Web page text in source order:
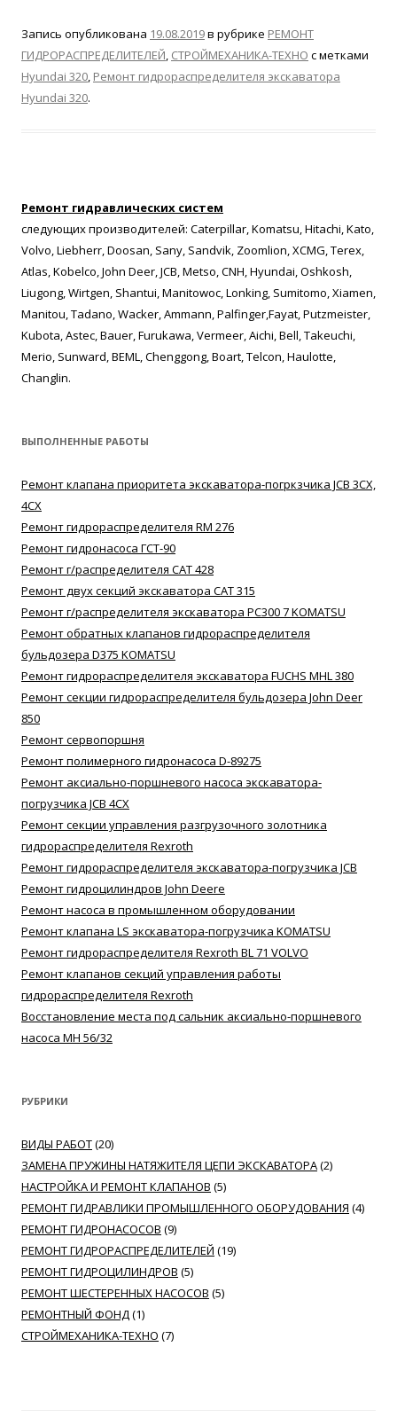
Запись опубликована 19.08.2019в рубрике РЕМОНТ
ГИДРОРАСПРЕДЕЛИТЕЛЕЙ, СТРОЙМЕХАНИКА-ТЕХНО с метками
Hyundai 320, Ремонт гидрораспределителя экскаватора
Hyundai 320.
Ремонт гидравлических систем
следующих производителей: Caterpillar, Komatsu, Hitachi, Kato,
Volvo, Liebherr, Doosan, Sany, Sandvik, Zoomlion, XCMG, Terex,
Atlas, Kobelco, John Deer, JCB, Metso, CNH, Hyundai, Oshkosh,
Liugong, Wirtgen, Shantui, Manitowoc, Lonking, Sumitomo, Xiamen,
Manitou, Tadano, Wacker, Ammann, Palfinger,Fayat, Putzmeister,
Kubota, Astec, Bauer, Furukawa, Vermeer, Aichi, Bell, Takeuchi,
Merio, Sunward, BEML, Chenggong, Boart, Telcon, Haulotte,
Changlin.
ВЫПОЛНЕННЫЕ РАБОТЫ
Ремонт клапана приоритета экскаватора-погркзчика JCB 3CX,
4CX
Ремонт гидрораспределителя RM 276
Ремонт гидронасоса ГСТ-90
Ремонт г/распределителя САТ 428
Ремонт двух секций экскаватора САТ 315
Ремонт г/распределителя экскаватора РС300 7 KOMATSU
Ремонт обратных клапанов гидрораспределителя
бульдозера D375 KOMATSU
Ремонт гидрораспределителя экскаватора FUCHS MHL 380
Ремонт секции гидрораспределителя бульдозера John Deer
850
Ремонт сервопоршня
Ремонт полимерного гидронасоса D-89275
Ремонт аксиально-поршневого насоса экскаватора-
погрузчика JCB 4CX
Ремонт секции управления разгрузочного золотника
гидрораспределителя Rexroth
Ремонт гидрораспределителя экскаватора-погрузчика JCB
Ремонт гидроцилиндров John Deere
Ремонт насоса в промышленном оборудовании
Ремонт клапана LS экскаватора-погрузчика KOMATSU
Ремонт гидрораспределителя Rexroth BL 71 VOLVO
Ремонт клапанов секций управления работы
гидрораспределителя Rexroth
Восстановление места под сальник аксиально-поршневого
насоса MH 56/32
РУБРИКИ
ВИДЫ РАБОТ(20)
ЗАМЕНА ПРУЖИНЫ НАТЯЖИТЕЛЯ ЦЕПИ ЭКСКАВАТОРА(2)
НАСТРОЙКА И РЕМОНТ КЛАПАНОВ (5)
РЕМОНТ ГИДРАВЛИКИ ПРОМЫШЛЕННОГО ОБОРУДОВАНИЯ (4)
РЕМОНТ ГИДРОНАСОСОВ (9)
РЕМОНТ ГИДРОРАСПРЕДЕЛИТЕЛЕЙ (19)
РЕМОНТ ГИДРОЦИЛИНДРОВ (5)
РЕМОНТ ШЕСТЕРЕННЫХ НАСОСОВ (5)
РЕМОНТНЫЙ ФОНД(1)
СТРОЙМЕХАНИКА-ТЕХНО (7)